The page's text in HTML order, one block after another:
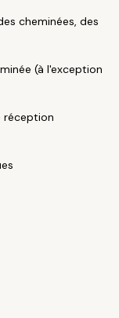
cheminées, des
(à l'exception
réception